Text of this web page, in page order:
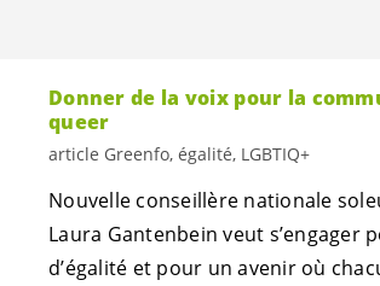
Donner de la voix pour la
queer
article Greenfo, égalité, LGBTIQ+
Nouvelle conseillère nationale
Laura Gantenbein veut s’engager
d’égalité et pour un avenir où